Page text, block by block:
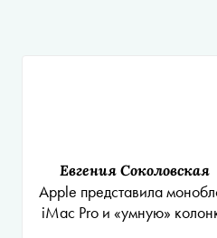
Евгения Соколовская
Apple представила
iMac Pro и «умную»